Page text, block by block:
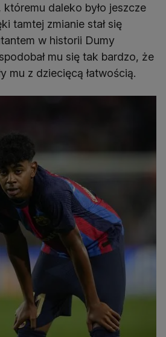
któremu daleko było jeszcze
tamtej zmianie stał się
w historii Dumy
mu się tak bardzo, że
mu z dziecięcą łatwością.